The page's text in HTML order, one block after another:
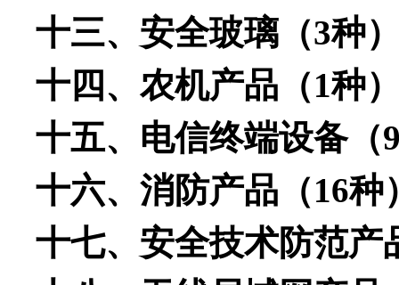
十三、安全玻璃 （3种
十四、农机产品 （1种
十五、电信终端设备（
十六、消防产品（16种
十七、安全技术防范产